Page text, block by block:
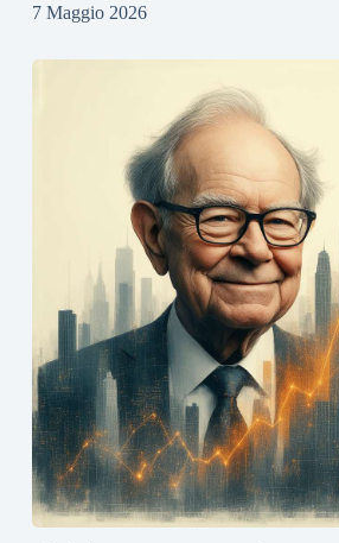
7 Maggio 2026